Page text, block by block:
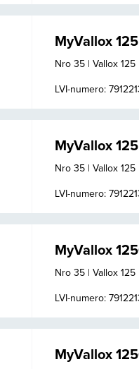
MyVallox
Nro 35 | Vallox 125
LVI-numero:
MyVallox
Nro 35 | Vallox 125
LVI-numero:
MyVallox
Nro 35 | Vallox 125
LVI-numero:
MyVallox